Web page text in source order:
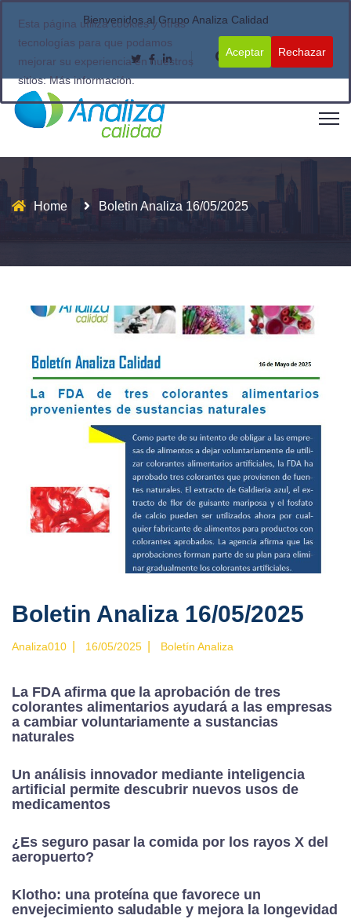
Bienvenidos al Grupo Analiza Calidad
Home Boletin Analiza 16/05/2025
Boletin Analiza 16/05/2025
Analiza010 16/05/2025 Boletín Analiza
La FDA afirma que la aprobación de tres
colorantes alimentarios ayudará a las empresas
a cambiar voluntariamente a sustancias
naturales
Un análisis innovador mediante inteligencia
artificial permite descubrir nuevos usos de
medicamentos
¿Es seguro pasar la comida por los rayos X del
aeropuerto?
Klotho: una proteína que favorece un
envejecimiento saludable y mejora la longevidad
Esta página utiliza cookies y otras
tecnologías para que podamos
mejorar su experiencia en nuestros
sitios:Más información.
Aceptar Rechazar